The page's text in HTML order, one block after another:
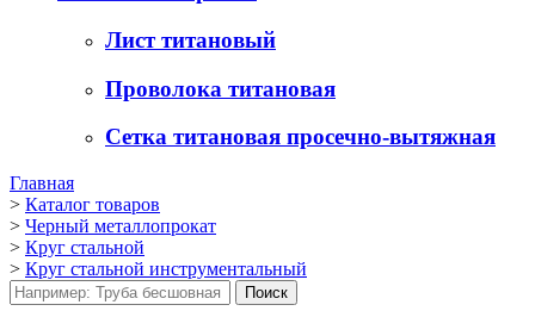
Лист титановый
Проволока титановая
Сетка титановая просечно-вытяжная
Главная
> Каталог товаров
> Черный металлопрокат
> Круг стальной
> Круг стальной инструментальный